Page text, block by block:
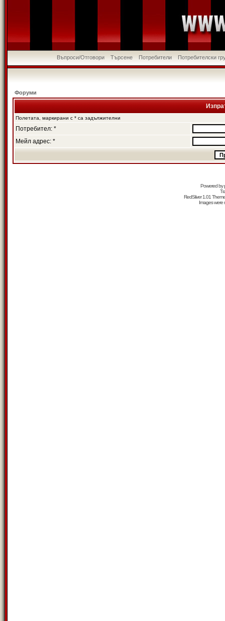
Въпроси/Отговори Търсене Потребители Потребителски
Форуми
Полетата, маркирани с * са задължителни
Потребител: *
Мейл адрес: *
Powered by
RedSilver 1.01
Images were